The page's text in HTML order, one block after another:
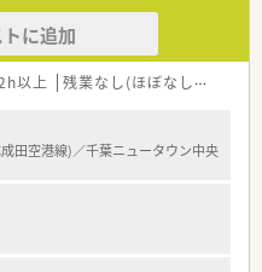
を持ってご就業いただける環境で
システム・ピッキングシステム
。
ご自宅から60分圏内）
リハリつけてご就業いただけま
に追加
以上 残業なし(ほぼなし含む)
田空港線)／千葉ニュータウン中央